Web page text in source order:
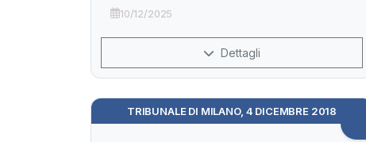
10/12/2025
Dettagli
TRIBUNALE DI MILANO, 4 DICEMBRE 2018